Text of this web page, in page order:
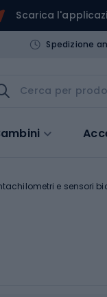
Scarica
Spedizione
e sensori